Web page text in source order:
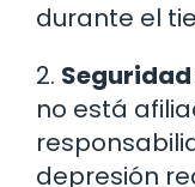
durante el
2.
no está
depresión